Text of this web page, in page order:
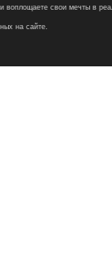
воплощаете свои мечты в
на сайте.